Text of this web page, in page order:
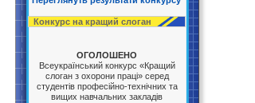
Конкурс на кращий слоган
ОГОЛОШЕНО
Всеукраїнський конкурс «Кращий
слоган з охорони праці» серед
студентів професійно-технічних та
вищих навчальних закладів